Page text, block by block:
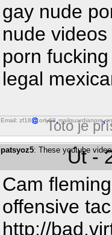
gay nude
nude
porn
legal
Email: zf18 orly68 mailguardianpro
Toto je
patsyoz5: These youtube
Út -
Cam
offensive
http://